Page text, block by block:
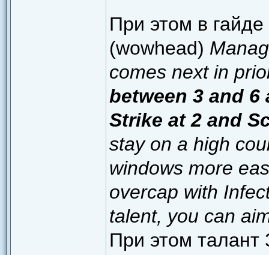
При этом в
(wowhead)
comes next in
between 3 and 6
Strike at 2 and
stay on a high
windows more
overcap with
talent, you can
При этом талант